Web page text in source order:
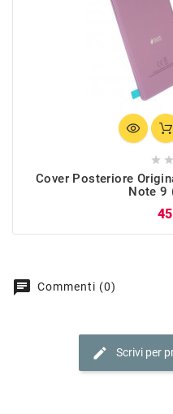
 
Cover Posteriore
Note 9
chat Commenti (0)
edit Scrivi per